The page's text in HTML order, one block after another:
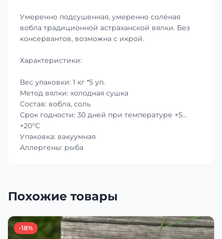
Умеренно подсушенная, умеренно солёная
вобла традиционной астраханской вялки. Без
консервантов, возможна с икрой.
Характеристики:
Вес упаковки: 1 кг *5 уп.
Метод вялки: холодная сушка
Состав: вобла, соль
Срок годности: 30 дней при температуре +5…
+20°C
Упаковка: вакуумная
Аллергены: рыба
Похожие товары
-18%